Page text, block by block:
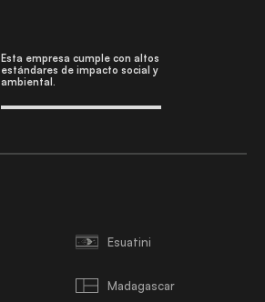
Esta empresa cumple con altos
estándares de impacto social y
ambiental.
Esuatini
Madagascar